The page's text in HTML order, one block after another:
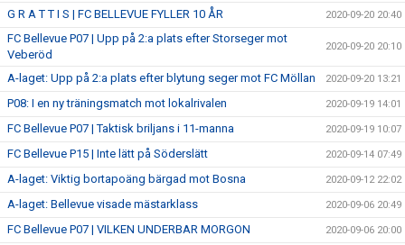
G R A T T I S | FC BELLEVUE FYLLER 10 ÅR 2020-09-20 20:40
FC Bellevue P07 | Upp på 2:a plats efter Storseger mot
Veberöd
2020-09-20 20:10
A-laget: Upp på 2:a plats efter blytung seger mot FC Möllan 2020-09-20 13:21
P08: I en ny träningsmatch mot lokalrivalen 2020-09-19 14:01
FC Bellevue P07 | Taktisk briljans i 11-manna 2020-09-19 10:07
FC Bellevue P15 | Inte lätt på Söderslätt 2020-09-14 07:49
A-laget: Viktig bortapoäng bärgad mot Bosna 2020-09-12 22:02
A-laget: Bellevue visade mästarklass 2020-09-06 20:49
FC Bellevue P07 | VILKEN UNDERBAR MORGON 2020-09-06 20:00